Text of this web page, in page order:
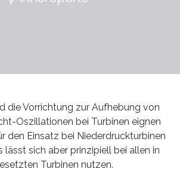
die Vorrichtung zur Aufhebung von
Oszillationen bei Turbinen eignen
den Einsatz bei Niederdruckturbinen
lässt sich aber prinzipiell bei allen in
Turbinen nutzen.